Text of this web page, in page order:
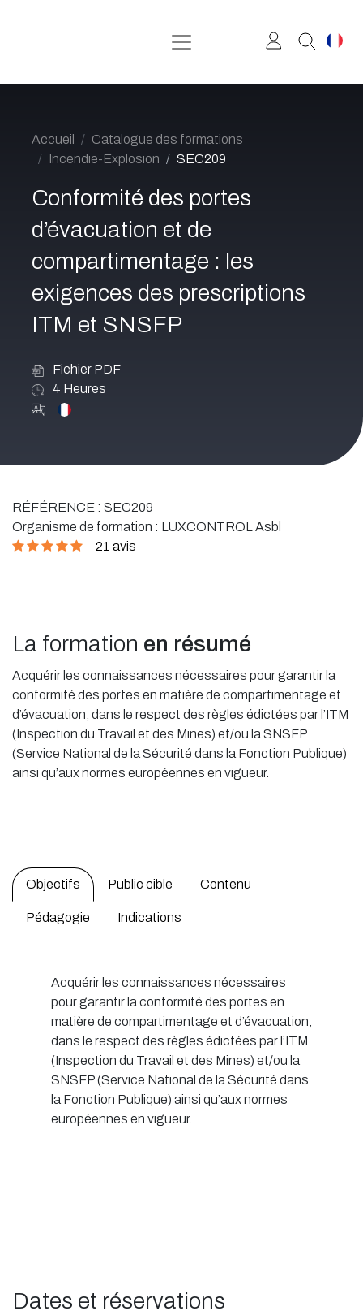
Accueil
Catalogue des formations
Incendie-Explosion
SEC209
Conformité des portes
d’évacuation et de
compartimentage : les
exigences des prescriptions
ITM et SNSFP
Fichier PDF
4 Heures
RÉFÉRENCE : SEC209
Organisme de formation : LUXCONTROL Asbl
21 avis
La formation en résumé
Acquérir les connaissances nécessaires pour garantir la
conformité des portes en matière de compartimentage et
d’évacuation, dans le respect des règles édictées par l’ITM
(Inspection du Travail et des Mines) et/ou la SNSFP
(Service National de la Sécurité dans la Fonction Publique)
ainsi qu’aux normes européennes en vigueur.
Objectifs Public cible Contenu
Pédagogie Indications
Acquérir les connaissances nécessaires
pour garantir la conformité des portes en
matière de compartimentage et d’évacuation,
dans le respect des règles édictées par l’ITM
(Inspection du Travail et des Mines) et/ou la
SNSFP (Service National de la Sécurité dans
la Fonction Publique) ainsi qu’aux normes
européennes en vigueur.
Dates et réservations